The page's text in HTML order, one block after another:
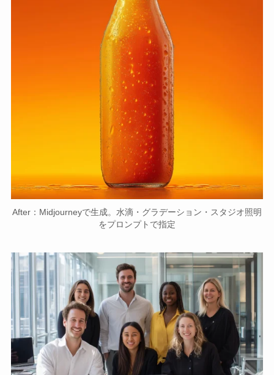
After：Midjourneyで生成。水滴・グラデーション・スタジオ照明
をプロンプトで指定